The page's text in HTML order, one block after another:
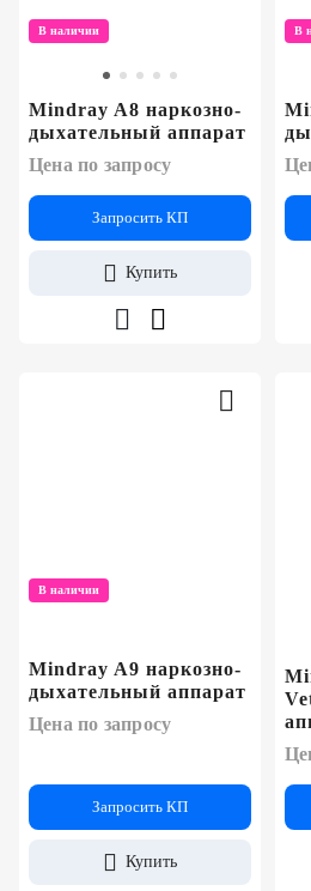
В наличии
Mindray A8 наркозно-
дыхательный аппарат
Цена по запросу
Запросить КП
Купить
В
В наличии
Mindray A9 наркозно-
дыхательный аппарат
Цена по запросу
Запросить КП
Купить